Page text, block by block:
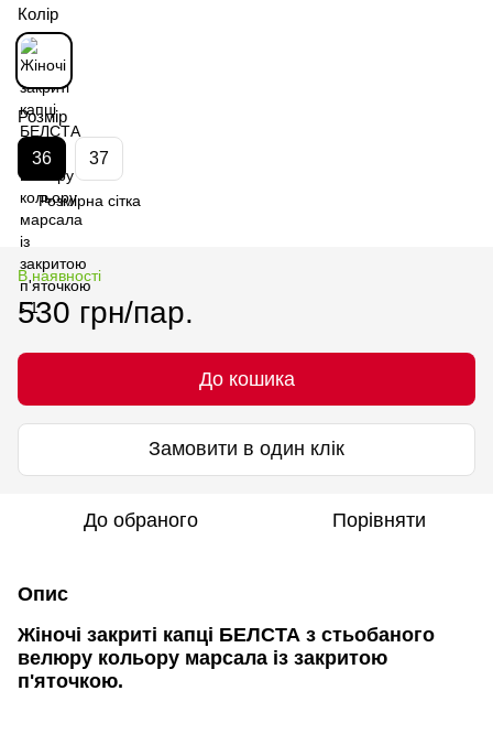
Колір
Розмір
36 37
Розмірна сітка
В наявності
530 грн/пар.
До кошика
Замовити в один клік
До обраного Порівняти
Опис
Жіночі закриті капці БЕЛСТА з стьобаного
велюру кольору марсала із закритою
п'яточкою.